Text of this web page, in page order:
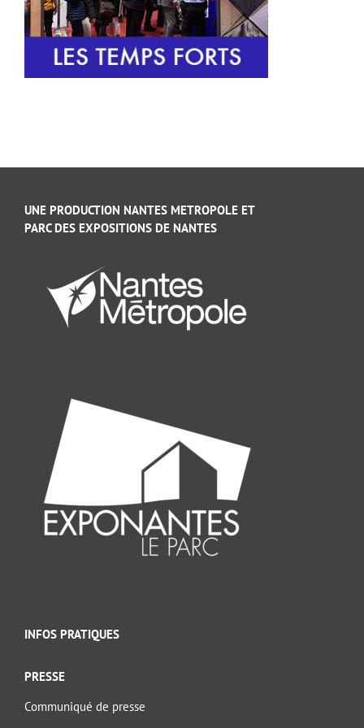
UNE PRODUCTION NANTES METROPOLE ET
PARC DES EXPOSITIONS DE NANTES
INFOS PRATIQUES
PRESSE
Communiqué de presse